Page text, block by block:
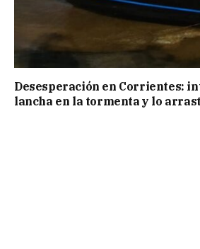
Desesperación en Corrientes:
lancha en la tormenta y lo